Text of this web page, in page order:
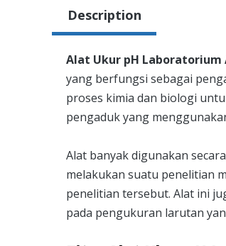
Description
Alat Ukur pH Laboratorium
yang berfungsi sebagai
proses kimia dan biologi
pengaduk yang
Alat banyak digunakan
melakukan suatu penelitian
penelitian tersebut. Alat ini
pada pengukuran larutan